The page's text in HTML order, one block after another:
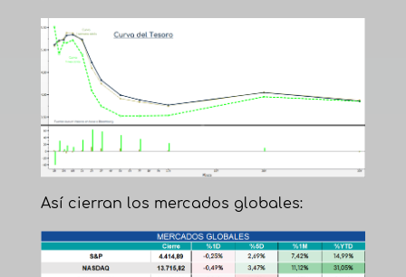
Así cierran los mercados globales: